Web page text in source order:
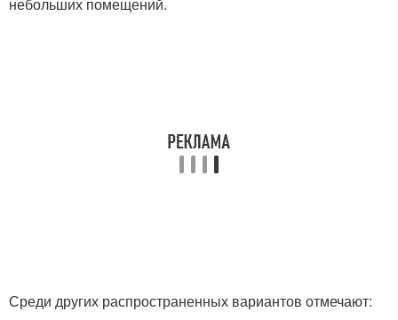
Среди других распространенных вариантов отмечают: